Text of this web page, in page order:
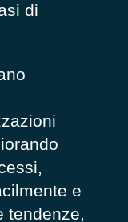
di
e
tendenze,